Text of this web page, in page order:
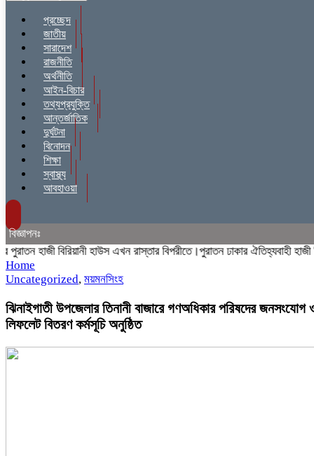
প্রচ্ছেদ
জাতীয়
সারাদেশ
রাজনীতি
অর্থনীতি
আইন-বিচার
তথ্যপ্রযুক্তি
আন্তর্জাতিক
দুর্ঘটনা
বিনোদন
শিক্ষা
স্বাস্থ্য
আবহাওয়া
বিজ্ঞাপনঃ
হাজী বিরিয়ানী হাউস এখন রাস্তার বিপরীতে।পুরাতন ঢাকার ঐতিহ্যবাহী হাজী
Home
Uncategorized, ময়মনসিংহ
ঝিনাইগাতী উপজেলার তিনানী বাজারে গণঅধিকার পরিষদের জনসংযোগ
লিফলেট বিতরণ কর্মসূচি অনুষ্ঠিত